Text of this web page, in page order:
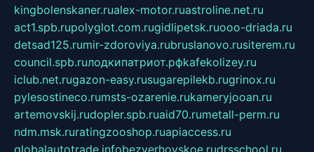
kingbolenskaner.rualex-motor.ruastroline.net.ru
act1.spb.rupolyglot.com.rugidlipetsk.ruooo-driada.ru
detsad125.rumir-zdoroviya.rubruslanovo.rusiterem.ru
council.spb.ruлодкипатриот.рфkafekolizey.ru
iclub.net.rugazon-easy.rusugarepilekb.rugrinox.ru
pylesostineco.rumsts-ozarenie.rukameryjooan.ru
artemovskij.rudopler.spb.ruaid70.rumetall-perm.ru
ndm.msk.ruratingzooshop.ruapiaccess.ru
globalautotrade.infobezverhovskoe.rudrsschool.ru